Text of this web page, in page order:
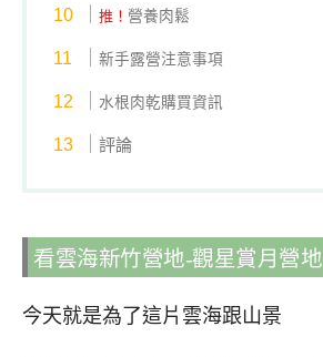
推！ 營養肉鬆
新手露營注意事項
水根肉乾購買資訊
評論
看雲海新竹營地-觀星賞月營地
今天就是為了這片雲海跟山景